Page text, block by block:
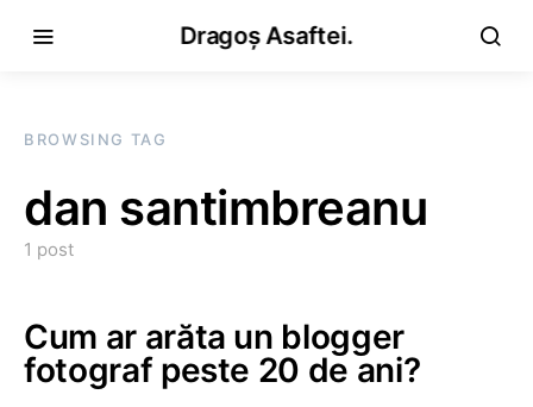
Dragoș Asaftei.
BROWSING TAG
dan santimbreanu
1 post
Cum ar arăta un blogger
fotograf peste 20 de ani?